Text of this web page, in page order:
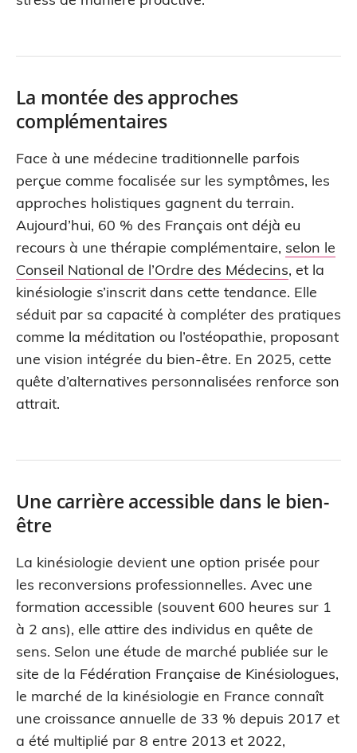
La montée des approches
complémentaires
Face à une médecine traditionnelle parfois
perçue comme focalisée sur les symptômes, les
approches holistiques gagnent du terrain.
Aujourd’hui, 60 % des Français ont déjà eu
recours à une thérapie complémentaire, selon le
Conseil National de l’Ordre des Médecins, et la
kinésiologie s’inscrit dans cette tendance. Elle
séduit par sa capacité à compléter des pratiques
comme la méditation ou l’ostéopathie, proposant
une vision intégrée du bien-être. En 2025, cette
quête d’alternatives personnalisées renforce son
attrait.
Une carrière accessible dans le bien-
être
La kinésiologie devient une option prisée pour
les reconversions professionnelles. Avec une
formation accessible (souvent 600 heures sur 1
à 2 ans), elle attire des individus en quête de
sens. Selon une étude de marché publiée sur le
site de la Fédération Française de Kinésiologues,
le marché de la kinésiologie en France connaît
une croissance annuelle de 33 % depuis 2017 et
a été multiplié par 8 entre 2013 et 2022,